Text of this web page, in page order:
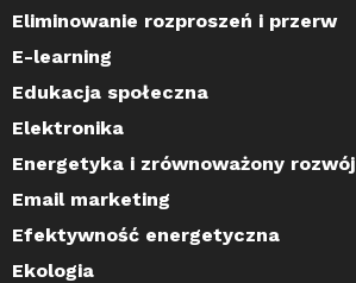
Eliminowanie rozproszeń i przerw
E-learning
Edukacja społeczna
Elektronika
Energetyka i zrównoważony rozwój
Email marketing
Efektywność energetyczna
Ekologia